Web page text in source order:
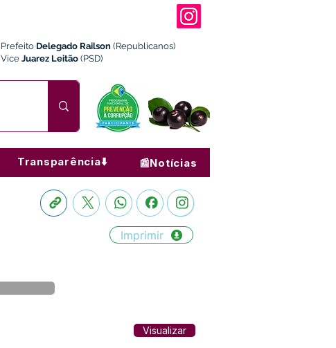
Prefeito Delegado Railson (Republicanos)
Vice Juarez Leitão (PSD)
Transparência⬇️ 📰Notícias
Imprimir
Visualizar